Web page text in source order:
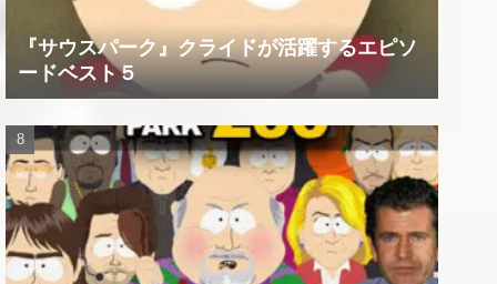
『サウスパーク』クライドが活躍するエピソ
ードベスト５